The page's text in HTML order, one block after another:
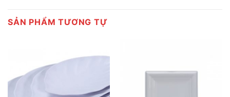
SẢN PHẨM TƯƠNG TỰ